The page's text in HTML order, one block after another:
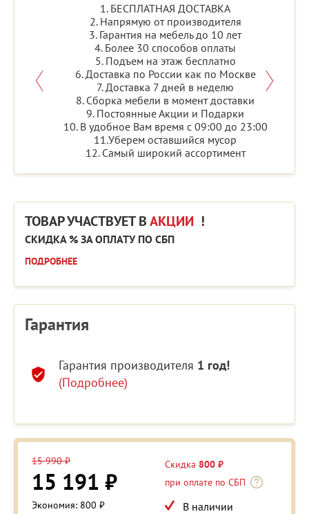
1. БЕСПЛАТНАЯ ДОСТАВКА
2. Напрямую от производителя
3. Гарантия на мебель до 10 лет
4. Более 30 способов оплаты
5. Подъем на этаж бесплатно
6. Доставка по России как по Москве
7. Доставка 7 дней в неделю
8. Сборка мебели в момент доставки
9. Постоянные Акции и Подарки
10. В удобное Вам время с 09:00 до 23:00
11.Уберем оставшийся мусор
12. Самый широкий ассортимент
ТОВАР УЧАСТВУЕТ ВАКЦИИ !
СКИДКА % ЗА ОПЛАТУ ПО СБП
ПОДРОБНЕЕ
Гарантия
Гарантия производителя 1 год!
(Подробнее)
15 990 ₽
15 191 ₽
Экономия: 800 ₽
Скидка 800 ₽
при оплате по СБП
В наличии